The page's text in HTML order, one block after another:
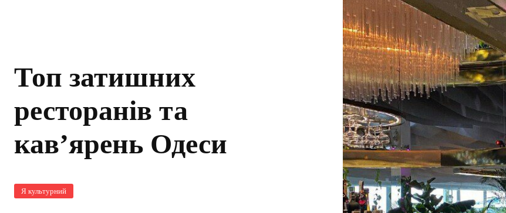
Топ затишних
ресторанів та
кав’ярень Одеси
Я культурний